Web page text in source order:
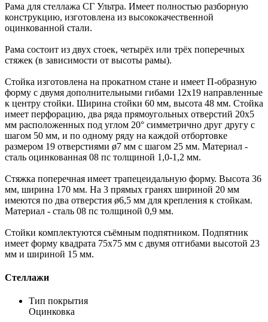
Рама для стеллажа СГ Ультра. Имеет полностью разборную
конструкцию, изготовлена из высококачественной
оцинкованной стали.
Рама состоит из двух стоек, четырёх или трёх поперечных
стяжек (в зависимости от высоты рамы).
Стойка изготовлена на прокатном стане и имеет П-образную
форму с двумя дополнительными гибами 12х19 направленные
к центру стойки. Ширина стойки 60 мм, высота 48 мм. Стойка
имеет перфорацию, два ряда прямоугольных отверстий 20х5
мм расположенных под углом 20° симметрично друг другу с
шагом 50 мм, и по одному ряду на каждой отбортовке
размером 19 отверстиями ø7 мм с шагом 25 мм. Материал -
сталь оцинкованная 08 пс толщиной 1,0-1,2 мм.
Стяжка поперечная имеет трапецеидальную форму. Высота 36
мм, ширина 170 мм. На 3 прямых гранях шириной 20 мм
имеются по два отверстия ø6,5 мм для крепления к стойкам.
Материал - сталь 08 пс толщиной 0,9 мм.
Стойки комплектуются съёмным подпятником. Подпятник
имеет форму квадрата 75х75 мм с двумя отгибами высотой 23
мм и шириной 15 мм.
Стеллажи
Тип покрытия
Оцинковка